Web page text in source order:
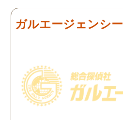
の証拠を集めてもらうこと
にしました。夫は私への関
とはしょっちゅうです。次
の休みも休日出勤と称して
家を空けているので、この
日に証拠集めをお願いしま
ガルエージェンシー